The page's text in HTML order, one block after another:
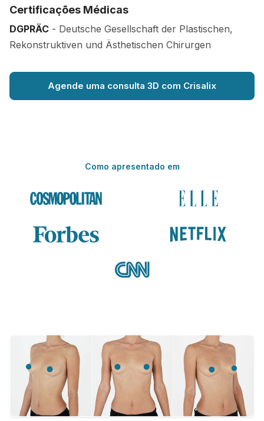
Certificações Médicas
DGPRÄC - Deutsche Gesellschaft der Plastischen,
Rekonstruktiven und Ästhetischen Chirurgen
Agende uma consulta 3D com Crisalix
Como apresentado em